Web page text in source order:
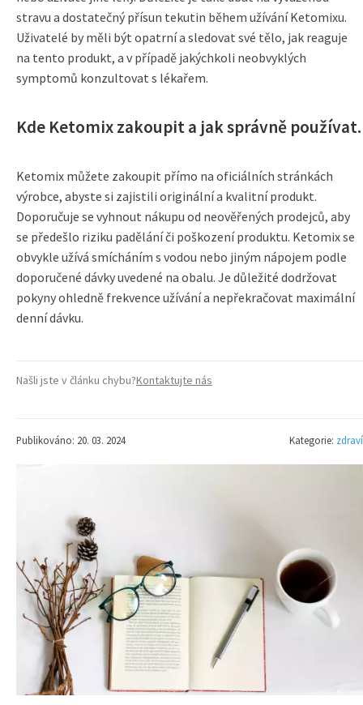
stravu a dostatečný přísun tekutin během užívání Ketomixu.
Uživatelé by měli být opatrní a sledovat své tělo, jak reaguje
na tento produkt, a v případě jakýchkoli neobvyklých
symptomů konzultovat s lékařem.
Kde Ketomix zakoupit a jak správně používat.
Ketomix můžete zakoupit přímo na oficiálních stránkách
výrobce, abyste si zajistili originální a kvalitní produkt.
Doporučuje se vyhnout nákupu od neověřených prodejců, aby
se předešlo riziku padělání či poškození produktu. Ketomix se
obvykle užívá smícháním s vodou nebo jiným nápojem podle
doporučené dávky uvedené na obalu. Je důležité dodržovat
pokyny ohledně frekvence užívání a nepřekračovat maximální
denní dávku.
Našli jste v článku chybu?Kontaktujte nás
Publikováno: 20. 03. 2024 Kategorie: zdraví